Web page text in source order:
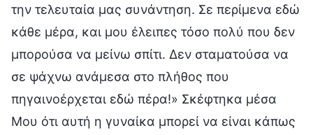
την τελευταία μας συνάντηση. Σε περίμενα εδώ
κάθε μέρα, και μου έλειπες τόσο πολύ που δεν
μπορούσα να μείνω σπίτι. Δεν σταματούσα να
σε ψάχνω ανάμεσα στο πλήθος που
πηγαινοέρχεται εδώ πέρα!» Σκέφτηκα μέσα
Μου ότι αυτή η γυναίκα μπορεί να είναι κάπως